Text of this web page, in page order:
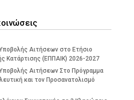
Αιτήσεων στο Ετήσιο
Κατάρτισης (ΕΠΠΑΙΚ) 2026-2027
Αιτήσεων Στο Πρόγραμμα
και τον Προσανατολισμό